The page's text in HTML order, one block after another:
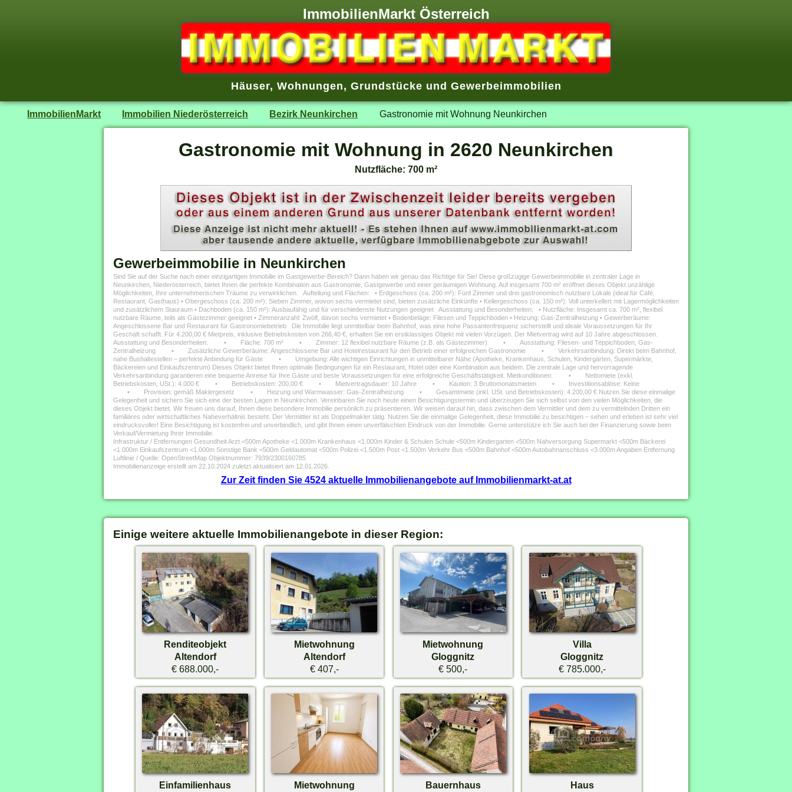
ImmobilienMarkt Österreich
Häuser, Wohnungen, Grundstücke und Gewerbeimmobilien
ImmobilienMarkt Immobilien Niederösterreich Bezirk Neunkirchen Gastronomie mit Wohnung Neunkirchen
Gastronomie mit Wohnung in 2620 Neunkirchen
Nutzfläche: 700 m²
Gewerbeimmobilie in Neunkirchen
Sind Sie auf der Suche nach einer einzigartigen Immobilie im Gastgewerbe-Bereich? Dann haben wir genau das Richtige für Sie! Diese großzügige Gewerbeimmobilie in zentraler Lage in
Neunkirchen, Niederösterreich, bietet Ihnen die perfekte Kombination aus Gastronomie, Gastgewerbe und einer geräumigen Wohnung. Auf insgesamt 700 m² eröffnet dieses Objekt unzählige
Möglichkeiten, Ihre unternehmerischen Träume zu verwirklichen. Aufteilung und Flächen: • Erdgeschoss (ca. 200 m²): Fünf Zimmer und drei gastronomisch nutzbare Lokale (ideal für Café,
Restaurant, Gasthaus) • Obergeschoss (ca. 200 m²): Sieben Zimmer, wovon sechs vermietet sind, bieten zusätzliche Einkünfte • Kellergeschoss (ca. 150 m²): Voll unterkellert mit Lagermöglichkeiten
und zusätzlichem Stauraum • Dachboden (ca. 150 m²): Ausbaufähig und für verschiedenste Nutzungen geeignet Ausstattung und Besonderheiten: • Nutzfläche: Insgesamt ca. 700 m², flexibel
nutzbare Räume, teils als Gästezimmer geeignet • Zimmeranzahl: Zwölf, davon sechs vermietet • Bodenbeläge: Fliesen und Teppichboden • Heizung: Gas-Zentralheizung • Gewerberäume:
Angeschlossene Bar und Restaurant für Gastronomiebetrieb Die Immobilie liegt unmittelbar beim Bahnhof, was eine hohe Passantenfrequenz sicherstellt und ideale Voraussetzungen für Ihr
Geschäft schafft. Für 4.200,00 € Mietpreis, inklusive Betriebskosten von 266,40 €, erhalten Sie ein erstklassiges Objekt mit vielen Vorzügen. Der Mietvertrag wird auf 10 Jahre abgeschlossen.
Ausstattung und Besonderheiten: • Fläche: 700 m² • Zimmer: 12 flexibel nutzbare Räume (z.B. als Gästezimmer) • Ausstattung: Fliesen- und Teppichboden, Gas-
Zentralheizung • Zusätzliche Gewerberäume: Angeschlossene Bar und Hotelrestaurant für den Betrieb einer erfolgreichen Gastronomie • Verkehrsanbindung: Direkt beim Bahnhof,
nahe Bushaltestellen – perfekte Anbindung für Gäste • Umgebung: Alle wichtigen Einrichtungen in unmittelbarer Nähe (Apotheke, Krankenhaus, Schulen, Kindergärten, Supermärkte,
Bäckereien und Einkaufszentrum) Dieses Objekt bietet Ihnen optimale Bedingungen für ein Restaurant, Hotel oder eine Kombination aus beidem. Die zentrale Lage und hervorragende
Verkehrsanbindung garantieren eine bequeme Anreise für Ihre Gäste und beste Voraussetzungen für eine erfolgreiche Geschäftstätigkeit. Mietkonditionen: • Nettomiete (exkl.
Betriebskosten, USt.): 4.000 € • Betriebskosten: 200,00 € • Mietvertragsdauer: 10 Jahre • Kaution: 3 Bruttomonatsmieten • Investitionsablöse: Keine
• Provision: gemäß Maklergesetz • Heizung und Warmwasser: Gas-Zentralheizung • Gesamtmiete (inkl. USt. und Betriebskosten): 4.200,00 € Nutzen Sie diese einmalige
Gelegenheit und sichern Sie sich eine der besten Lagen in Neunkirchen. Vereinbaren Sie noch heute einen Besichtigungstermin und überzeugen Sie sich selbst von den vielen Möglichkeiten, die
dieses Objekt bietet. Wir freuen uns darauf, Ihnen diese besondere Immobilie persönlich zu präsentieren. Wir weisen darauf hin, dass zwischen dem Vermittler und dem zu vermittelnden Dritten ein
familiäres oder wirtschaftliches Naheverhältnis besteht. Der Vermittler ist als Doppelmakler tätig. Nutzen Sie die einmalige Gelegenheit, diese Immobilie zu besichtigen – sehen und erleben ist sehr viel
eindrucksvoller! Eine Besichtigung ist kostenfrei und unverbindlich, und gibt Ihnen einen unverfälschten Eindruck von der Immobilie. Gerne unterstütze ich Sie auch bei der Finanzierung sowie beim
Verkauf/Vermietung Ihrer Immobilie.
Infrastruktur / Entfernungen Gesundheit Arzt <500m Apotheke <1.000m Krankenhaus <1.000m Kinder & Schulen Schule <500m Kindergarten <500m Nahversorgung Supermarkt <500m Bäckerei
<1.000m Einkaufszentrum <1.000m Sonstige Bank <500m Geldautomat <500m Polizei <1.500m Post <1.500m Verkehr Bus <500m Bahnhof <500m Autobahnanschluss <3.000m Angaben Entfernung
Luftlinie / Quelle: OpenStreetMap Objektnummer: 7939/2300160785
Immobilienanzeige erstellt am 22.10.2024 zuletzt aktualisiert am 12.01.2026.
Zur Zeit finden Sie 4524 aktuelle Immobilienangebote auf Immobilienmarkt-at.at
Einige weitere aktuelle Immobilienangebote in dieser Region:
Renditeobjekt
Altendorf
€ 688.000,-
Mietwohnung
Altendorf
€ 407,-
Mietwohnung
Gloggnitz
€ 500,-
Villa
Gloggnitz
€ 785.000,-
Einfamilienhaus Mietwohnung Bauernhaus Haus